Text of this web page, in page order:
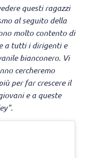
questi ragazzi
al seguito della
molto contento di
a tutti i dirigenti e
bianconero. Vi
cercheremo
per far crescere il
e a queste